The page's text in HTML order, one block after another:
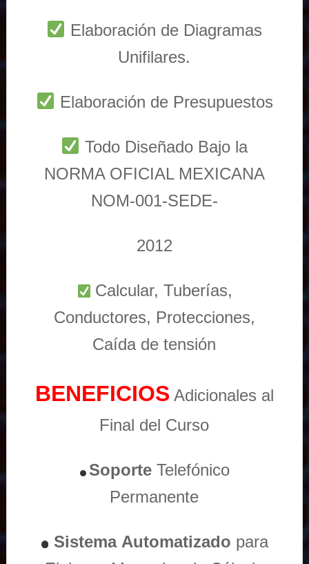
Elaboración de Diagramas
Unifilares.
Elaboración de Presupuestos
Todo Diseñado Bajo la
NORMA OFICIAL MEXICANA
NOM-001-SEDE-
2012
Calcular, Tuberías,
Conductores, Protecciones,
Caída de tensión
BENEFICIOS Adicionales al
Final del Curso
Soporte Telefónico
Permanente
Sistema Automatizado para